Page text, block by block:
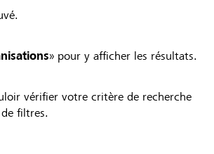
» pour y afficher les résultats.
vérifier votre critère de recherche
filtres.